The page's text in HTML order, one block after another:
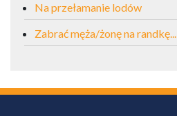
Na przełamanie lodów
Zabrać męża/żonę na randkę...